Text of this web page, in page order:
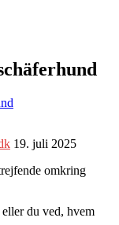
19. juli 2025
omkring
du ved, hvem